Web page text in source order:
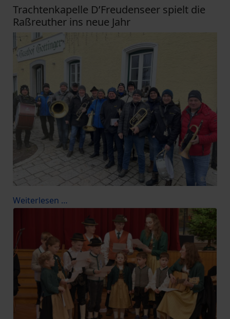
Trachtenkapelle D’Freudenseer spielt die
Raßreuther ins neue Jahr
Weiterlesen …